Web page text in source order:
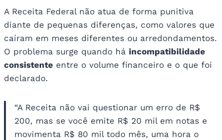
A Receita Federal não atua de forma punitiva
diante de pequenas diferenças, como valores que
caíram em meses diferentes ou arredondamentos.
O problema surge quando há incompatibilidade
consistente entre o volume financeiro e o que foi
declarado.
“A Receita não vai questionar um erro de R$
200, mas se você emite R$ 20 mil em notas e
movimenta R$ 80 mil todo mês, uma hora o